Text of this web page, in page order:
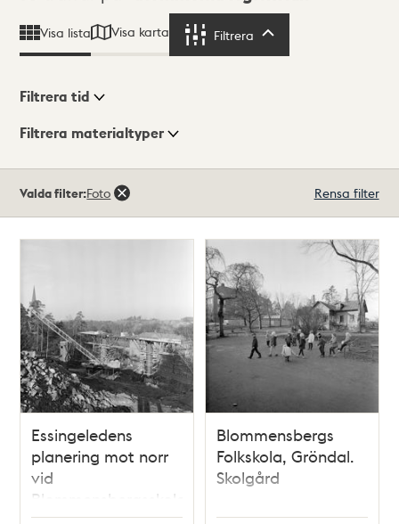
Visa lista Visa karta Filtrera
Visningsläge
Filtrera tid
Filtrera materialtyper
träffar
Valda filter:Foto Rensa filter
Essingeledens
planering mot norr
vid
Blommensbergsskolan
Blommensbergs
Folkskola, Gröndal.
Skolgård